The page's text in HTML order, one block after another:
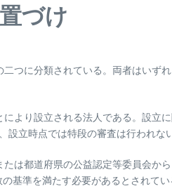
づけ
二つに分類されている。両者はいずれ
により設立される法人である。設立
設立時点では特段の審査は行われない
は都道府県の公益認定等委員会から
基準を満たす必要があるとされてい